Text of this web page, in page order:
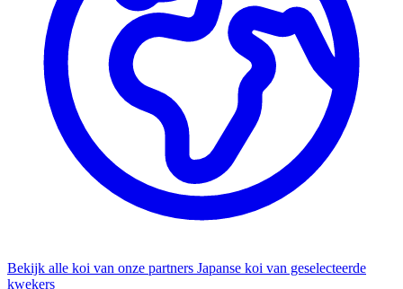
Bekijk alle koi van onze partners Japanse koi van geselecteerde
kwekers